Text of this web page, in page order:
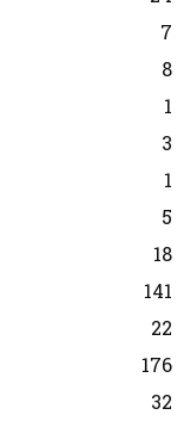
7
8
1
3
1
5
18
141
22
176
32